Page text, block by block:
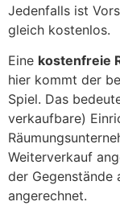
Jedenfalls ist
gleich kostenlos.
Eine kostenfreie
hier kommt der
Spiel. Das
verkaufbare)
Weiterverkauf
der Gegenstände
angerechnet.